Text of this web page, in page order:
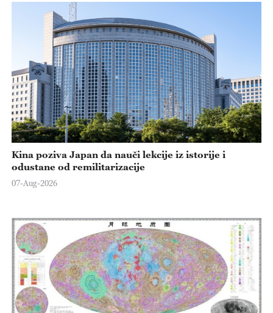
Kina poziva Japan da nauči lekcije iz istorije i
odustane od remilitarizacije
07-Aug-2026